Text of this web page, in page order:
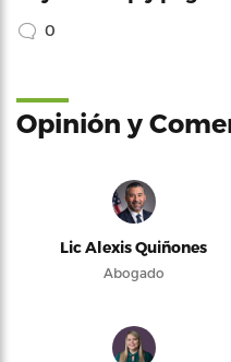
0
Opinión y
Lic Alexis Quiñones
Abogado